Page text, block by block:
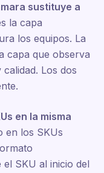
sustituye a
la capa
los equipos. La
capa que observa
Los dos
en la misma
en los SKUs
SKU al inicio del